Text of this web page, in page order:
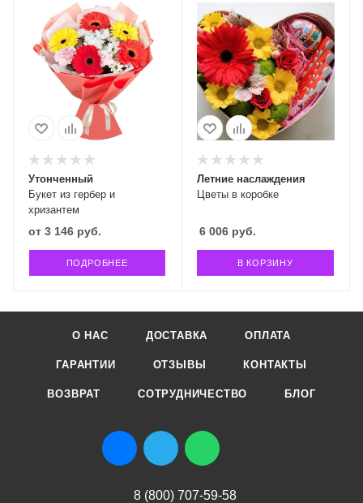
Букет из гербер и
хризантем
Утонченный
от 3 146 руб.
ПОДРОБНЕЕ
Цветы в коробке
Летние наслаждения
6 006руб.
В КОРЗИНУ
О НАС ДОСТАВКА ОПЛАТА
ГАРАНТИИ ОТЗЫВЫ КОНТАКТЫ
ВОЗВРАТ СОТРУДНИЧЕСТВО БЛОГ
8 (800) 707-59-58